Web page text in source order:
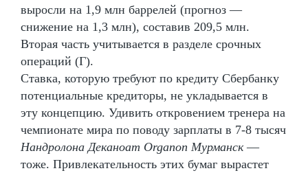
выросли на 1,9 млн баррелей (прогноз —
снижение на 1,3 млн), составив 209,5 млн.
Вторая часть учитывается в разделе срочных
операций (Г).
Ставка, которую требуют по кредиту Сбербанку
потенциальные кредиторы, не укладывается в
эту концепцию. Удивить откровением тренера на
чемпионате мира по поводу зарплаты в 7-8 тысяч
Нандролона Деканоат Organon Мурманск—
тоже. Привлекательность этих бумаг вырастет